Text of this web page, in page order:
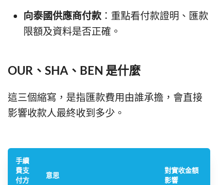
向泰國供應商付款：重點看付款證明、匯款
限額及資料是否正確。
OUR、SHA、BEN 是什麼
這三個縮寫，是指匯款費用由誰承擔，會直接
影響收款人最終收到多少。
手續
費支
付方
意思
對實收金額
影響